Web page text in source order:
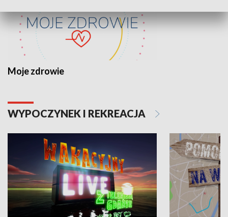
Moje zdrowie
WYPOCZYNEK I REKREACJA